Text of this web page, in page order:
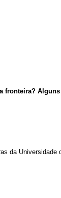
fronteira?
da Universidade